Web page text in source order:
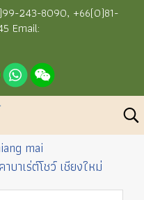
243-8090, +66(0)81-
Email:
mai
าบาเร่ต์โชว์ เชียงใหม่